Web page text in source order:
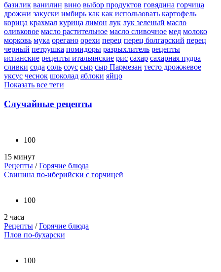
базилик ванилин вино выбор продуктов говядина горчица
дрожжи закуски имбирь как как использовать картофель
корица крахмал курица лимон лук лук зеленый масло
оливковое масло растительное масло сливочное мед молоко
морковь мука орегано орехи перец перец болгарский перец
черный петрушка помидоры разрыхлитель рецепты
испанские рецепты итальянские рис сахар сахарная пудра
сливки сода соль соус сыр сыр Пармезан тесто дрожжевое
уксус чеснок шоколад яблоки яйцо
Показать все теги
Случайные рецепты
100
15 минут
Рецепты /Горячие блюда
Свинина по-иберийски с горчицей
100
2 часа
Рецепты /Горячие блюда
Плов по-бухарски
100